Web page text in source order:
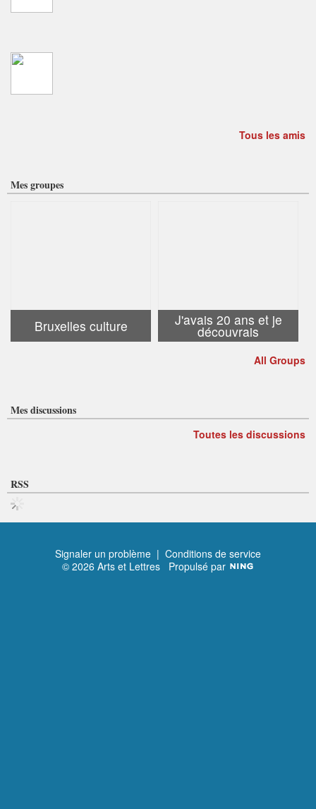
Tous les amis
Mes groupes
Bruxelles culture J'avais 20 ans et je
découvrais
All Groups
Mes discussions
Toutes les discussions
RSS
Signaler un problème | Conditions de service
© 2026 Arts et Lettres Propulsé par